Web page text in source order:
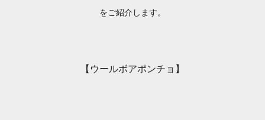
をご紹介します。
【ウールボアポンチョ】